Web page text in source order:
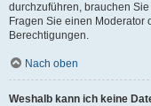
durchzuführen, brauchen
Fragen Sie einen Moderator
Berechtigungen.
Nach oben
Weshalb kann ich keine